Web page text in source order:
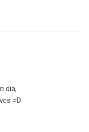
dia,
=D